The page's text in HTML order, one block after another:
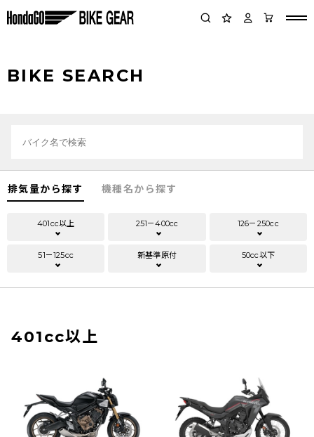
BIKE SEARCH
排気量から探す 機種名から探す
401cc以上 251－400cc 126－250cc
51－125cc 新基準原付 50cc以下
401cc以上